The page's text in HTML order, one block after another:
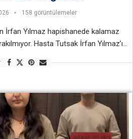
158 görüntülemeler
Yılmaz hapishanede kalamaz
Hasta Tutsak İrfan Yılmaz’ı